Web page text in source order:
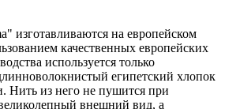
изготавливаются на европейском
качественных европейских
используется только
египетский хлопок
Нить из него не пушится при
внешний вид, а